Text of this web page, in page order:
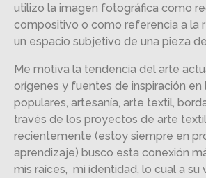
utilizo la imagen fotográfica como
compositivo o como referencia a la
un espacio subjetivo de una pieza
Me motiva la tendencia del arte
orígenes y fuentes de inspiración en
populares, artesanía, arte textil,
través de los proyectos de arte
recientemente (estoy siempre en
aprendizaje) busco esta conexión
mis raíces, mi identidad, lo cual a su